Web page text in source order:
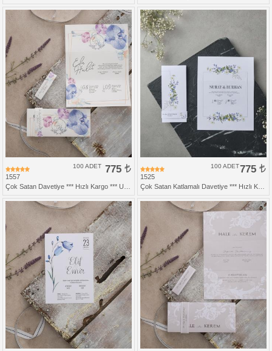
1557
775
100 ADET
1525
775
100 ADET